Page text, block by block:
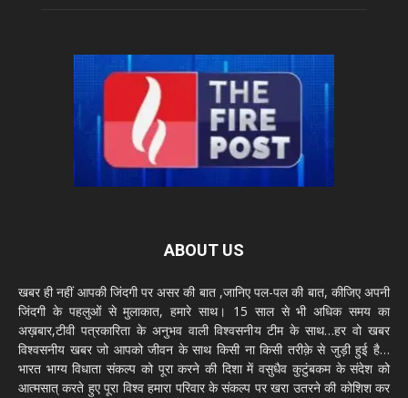
ABOUT US
खबर ही नहीं आपकी जिंदगी पर असर की बात ,जानिए पल-पल की बात, कीजिए अपनी
जिंदगी के पहलुओं से मुलाकात, हमारे साथ। 15 साल से भी अधिक समय का
अख़बार,टीवी पत्रकारिता के अनुभव वाली विश्वसनीय टीम के साथ…हर वो खबर
विश्वसनीय खबर जो आपको जीवन के साथ किसी ना किसी तरीक़े से जुड़ी हुई है…
भारत भाग्य विधाता संकल्प को पूरा करने की दिशा में वसुधैव कुटुंबकम के संदेश को
आत्मसात् करते हुए पूरा विश्व हमारा परिवार के संकल्प पर खरा उतरने की कोशिश कर